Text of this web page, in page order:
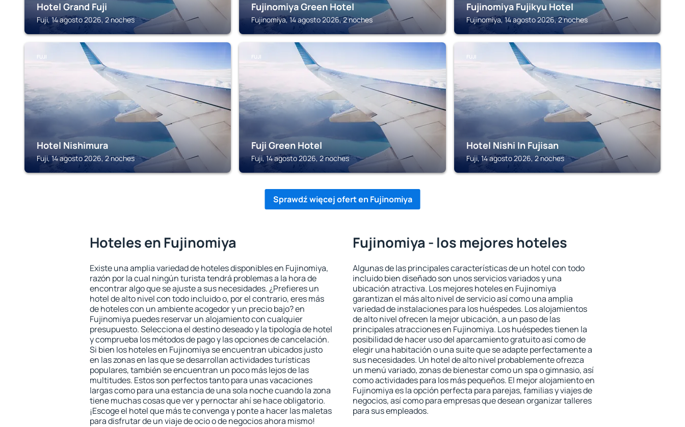
Hotel Grand Fuji
Fuji, 14 agosto 2026, 2 noches
Fujinomiya Green Hotel
Fujinomiya, 14 agosto 2026, 2 noches
Fujinomiya Fujikyu Hotel
Fujinomiya, 14 agosto 2026, 2 noches
FUJI
Hotel Nishimura
Fuji, 14 agosto 2026, 2 noches
FUJI
Fuji Green Hotel
Fuji, 14 agosto 2026, 2 noches
FUJI
Hotel Nishi In Fujisan
Fuji, 14 agosto 2026, 2 noches
Sprawdź więcej ofert en Fujinomiya
Hoteles en Fujinomiya
Existe una amplia variedad de hoteles disponibles en Fujinomiya,
razón por la cual ningún turista tendrá problemas a la hora de
encontrar algo que se ajuste a sus necesidades. ¿Prefieres un
hotel de alto nivel con todo incluido o, por el contrario, eres más
de hoteles con un ambiente acogedor y un precio bajo? en
Fujinomiya puedes reservar un alojamiento con cualquier
presupuesto. Selecciona el destino deseado y la tipología de hotel
y comprueba los métodos de pago y las opciones de cancelación.
Si bien los hoteles en Fujinomiya se encuentran ubicados justo
en las zonas en las que se desarrollan actividades turísticas
populares, también se encuentran un poco más lejos de las
multitudes. Estos son perfectos tanto para unas vacaciones
largas como para una estancia de una sola noche cuando la zona
tiene muchas cosas que ver y pernoctar ahí se hace obligatorio.
¡Escoge el hotel que más te convenga y ponte a hacer las maletas
para disfrutar de un viaje de ocio o de negocios ahora mismo!
Fujinomiya - los mejores hoteles
Algunas de las principales características de un hotel con todo
incluido bien diseñado son unos servicios variados y una
ubicación atractiva. Los mejores hoteles en Fujinomiya
garantizan el más alto nivel de servicio así como una amplia
variedad de instalaciones para los huéspedes. Los alojamientos
de alto nivel ofrecen la mejor ubicación, a un paso de las
principales atracciones en Fujinomiya. Los huéspedes tienen la
posibilidad de hacer uso del aparcamiento gratuito así como de
elegir una habitación o una suite que se adapte perfectamente a
sus necesidades. Un hotel de alto nivel probablemente ofrezca
un menú variado, zonas de bienestar como un spa o gimnasio, así
como actividades para los más pequeños. El mejor alojamiento en
Fujinomiya es la opción perfecta para parejas, familias y viajes de
negocios, así como para empresas que desean organizar talleres
para sus empleados.